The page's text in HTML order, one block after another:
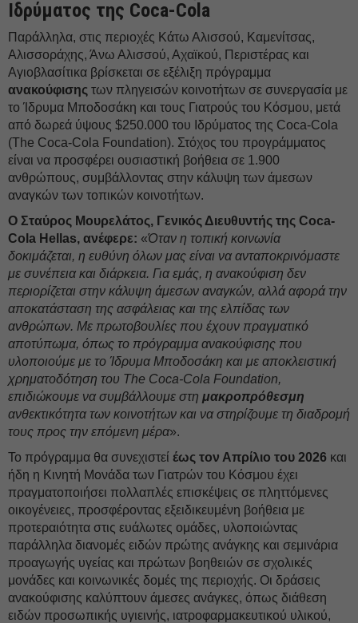
Ιδρύματος της Coca-Cola
Παράλληλα, στις περιοχές Κάτω Αλισσού, Καμενίτσας,
Αλισσοράχης, Άνω Αλισσού, Αχαϊκού, Περιστέρας και
Αγιοβλασίτικα βρίσκεται σε εξέλιξη πρόγραμμα
ανακούφισης των πληγεισών κοινοτήτων σε συνεργασία με
το Ίδρυμα Μποδοσάκη και τους Γιατρούς του Κόσμου, μετά
από δωρεά ύψους $250.000 του Ιδρύματος της Coca-Cola
(The Coca-Cola Foundation). Στόχος του προγράμματος
είναι να προσφέρει ουσιαστική βοήθεια σε 1.900
ανθρώπους, συμβάλλοντας στην κάλυψη των άμεσων
αναγκών των τοπικών κοινοτήτων.
Ο Σταύρος Μουρελάτος, Γενικός Διευθυντής της Coca-
Cola Hellas, ανέφερε: «Όταν η τοπική κοινωνία
δοκιμάζεται, η ευθύνη όλων μας είναι να ανταποκρινόμαστε
με συνέπεια και διάρκεια. Για εμάς, η ανακούφιση δεν
περιορίζεται στην κάλυψη άμεσων αναγκών, αλλά αφορά την
αποκατάσταση της ασφάλειας και της ελπίδας των
ανθρώπων. Με πρωτοβουλίες που έχουν πραγματικό
αποτύπωμα, όπως το πρόγραμμα ανακούφισης που
υλοποιούμε με το Ίδρυμα Μποδοσάκη και με αποκλειστική
χρηματοδότηση του The Coca-Cola Foundation,
επιδιώκουμε να συμβάλλουμε στη μακροπρόθεσμη
ανθεκτικότητα των κοινοτήτων και να στηρίζουμε τη διαδρομή
τους προς την επόμενη μέρα».
Το πρόγραμμα θα συνεχιστεί έως τον Απρίλιο του 2026 και
ήδη η Κινητή Μονάδα των Γιατρών του Κόσμου έχει
πραγματοποιήσει πολλαπλές επισκέψεις σε πληττόμενες
οικογένειες, προσφέροντας εξειδικευμένη βοήθεια με
προτεραιότητα στις ευάλωτες ομάδες, υλοποιώντας
παράλληλα διανομές ειδών πρώτης ανάγκης και σεμινάρια
προαγωγής υγείας και πρώτων βοηθειών σε σχολικές
μονάδες και κοινωνικές δομές της περιοχής. Οι δράσεις
ανακούφισης καλύπτουν άμεσες ανάγκες, όπως διάθεση
ειδών προσωπικής υγιεινής, ιατροφαρμακευτικού υλικού,